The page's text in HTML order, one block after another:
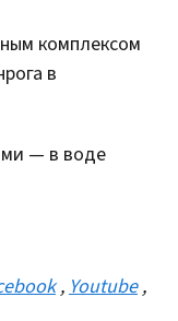
комплексом
в
— в воде
,Youtube ,